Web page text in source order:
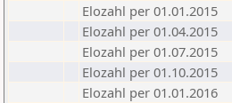
Elozahl per 01.01.2015
Elozahl per 01.04.2015
Elozahl per 01.07.2015
Elozahl per 01.10.2015
Elozahl per 01.01.2016